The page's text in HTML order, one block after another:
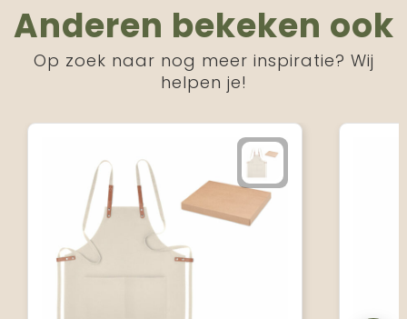
Anderen bekeken ook
Op zoek naar nog meer inspiratie? Wij
helpen je!